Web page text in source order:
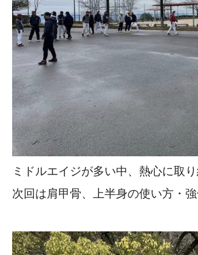
ミドルエイジが多い中、熱心に取
次回は肩甲骨、上半身の使い方・